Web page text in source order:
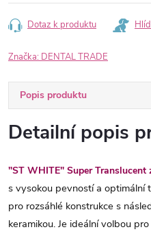
Dotaz k produktu
Značka: DENTAL TRADE
Popis produktu
Detailní popis
"ST WHITE" Super Translucent
s vysokou pevností a optimální
pro rozsáhlé konstrukce s
keramikou. Je ideální volbou